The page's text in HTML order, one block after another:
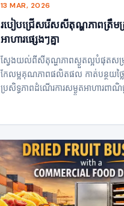
13 MAR, 2026
របៀបជ្រើសរើសសីតុណ្ហភាពត្រឹមត្
អាហារផ្សេងៗគ្នា
ស្វែងយល់ពីសីតុណ្ហភាពស្ងួតល្អបំផុតសម្រា
កែលម្អគុណភាពផលិតផល កាត់បន្ថយថ្ល
ប្រសិទ្ធភាពដំណើរការសម្ងួតអាហារពាណិ